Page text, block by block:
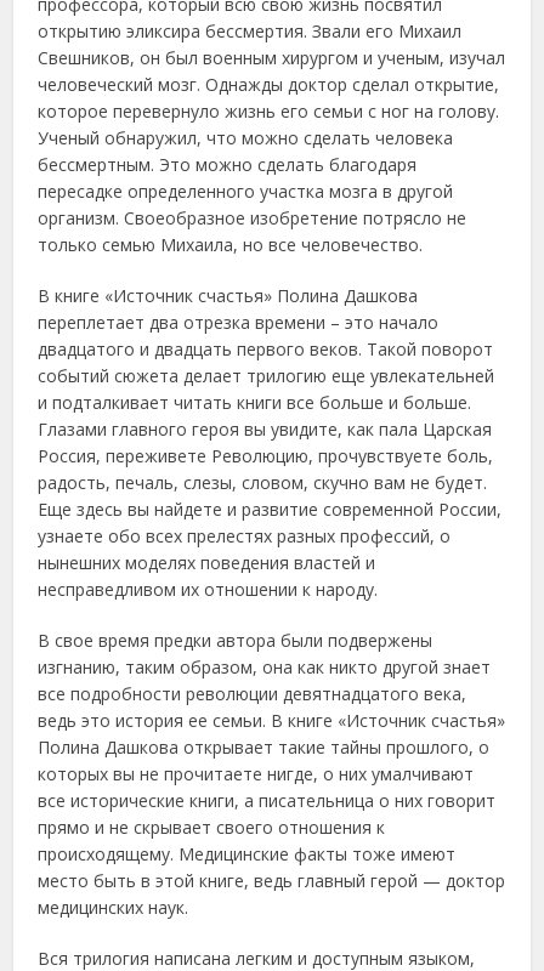
открытию эликсира бессмертия. Звали его Михаил
Свешников, он был военным хирургом и ученым, изучал
человеческий мозг. Однажды доктор сделал открытие,
которое перевернуло жизнь его семьи с ног на голову.
Ученый обнаружил, что можно сделать человека
бессмертным. Это можно сделать благодаря
пересадке определенного участка мозга в другой
организм. Своеобразное изобретение потрясло не
только семью Михаила, но все человечество.
В книге «Источник счастья» Полина Дашкова
переплетает два отрезка времени – это начало
двадцатого и двадцать первого веков. Такой поворот
событий сюжета делает трилогию еще увлекательней
и подталкивает читать книги все больше и больше.
Глазами главного героя вы увидите, как пала Царская
Россия, переживете Революцию, прочувствуете боль,
радость, печаль, слезы, словом, скучно вам не будет.
Еще здесь вы найдете и развитие современной России,
узнаете обо всех прелестях разных профессий, о
нынешних моделях поведения властей и
несправедливом их отношении к народу.
В свое время предки автора были подвержены
изгнанию, таким образом, она как никто другой знает
все подробности революции девятнадцатого века,
ведь это история ее семьи. В книге «Источник счастья»
Полина Дашкова открывает такие тайны прошлого, о
которых вы не прочитаете нигде, о них умалчивают
все исторические книги, а писательница о них говорит
прямо и не скрывает своего отношения к
происходящему. Медицинские факты тоже имеют
место быть в этой книге, ведь главный герой — доктор
медицинских наук.
Вся трилогия написана легким и доступным языком,